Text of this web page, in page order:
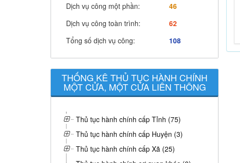
Dịch vụ công một phần:
46
Dịch vụ công toàn trình:
62
Tổng số dịch vụ công:
108
THỐNG KÊ THỦ TỤC HÀNH CHÍNH
MỘT CỬA, MỘT CỬA LIÊN THÔNG
Thủ tục hành chính cấp Tỉnh (75)
Thủ tục hành chính cấp Huyện (3)
Thủ tục hành chính cấp Xã (25)